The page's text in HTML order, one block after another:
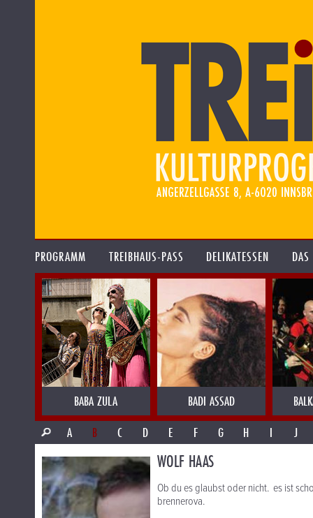
PROGRAMM TREIBHAUS-PASS DELIKATESSEN
BABA ZULA BADI ASSAD
A
B C D E F G H I J
WOLF HAAS
Ob du es glaubst oder nicht. es ist
brennerova.